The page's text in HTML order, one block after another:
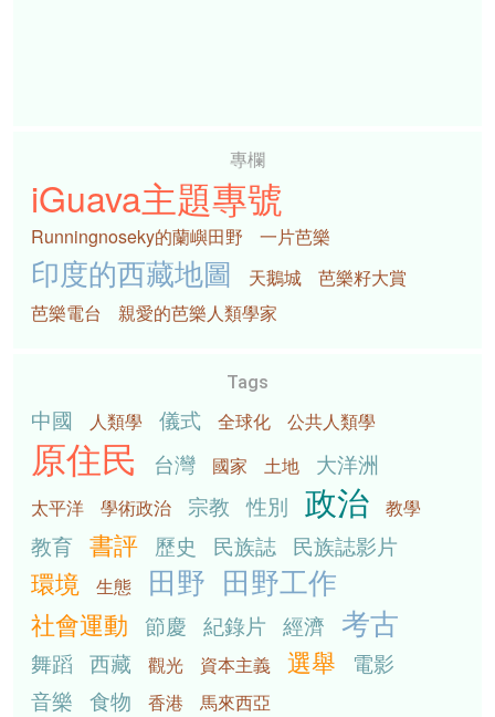
專欄
iGuava主題專號
Runningnoseky的蘭嶼田野 一片芭樂
印度的西藏地圖 天鵝城
芭樂籽大賞
芭樂電台
親愛的芭樂人類學家
Tags
中國 人類學 儀式 全球化 公共人類學
原住民 台灣 國家 土地 大洋洲
太平洋 學術政治 宗教 性別 政治 教學
教育 書評 歷史 民族誌 民族誌影片
環境 生態 田野 田野工作
社會運動 節慶 紀錄片 經濟 考古
舞蹈 西藏 觀光 資本主義 選舉
電影
音樂 食物 香港
馬來西亞